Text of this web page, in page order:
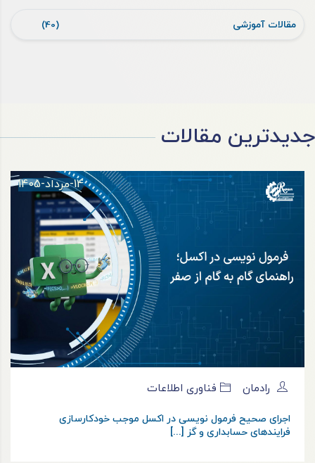
مقالات آموزشی (40)
جدیدترین مقالات
14-مرداد-1405
رادمان فناوری اطلاعات
اجرای صحیح فرمول نویسی در اکسل موجب خودکارسازی
فرایندهای حسابداری و گز [...]